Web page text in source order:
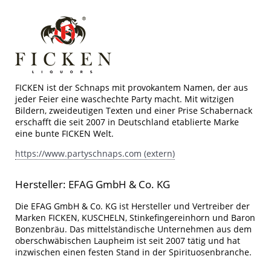
FICKEN ist der Schnaps mit provokantem Namen, der aus
jeder Feier eine waschechte Party macht. Mit witzigen
Bildern, zweideutigen Texten und einer Prise Schabernack
erschafft die seit 2007 in Deutschland etablierte Marke
eine bunte FICKEN Welt.
https://www.partyschnaps.com (extern)
Hersteller: EFAG GmbH & Co. KG
Die EFAG GmbH & Co. KG ist Hersteller und Vertreiber der
Marken FICKEN, KUSCHELN, Stinkefingereinhorn und Baron
Bonzenbräu. Das mittelständische Unternehmen aus dem
oberschwäbischen Laupheim ist seit 2007 tätig und hat
inzwischen einen festen Stand in der Spirituosenbranche.